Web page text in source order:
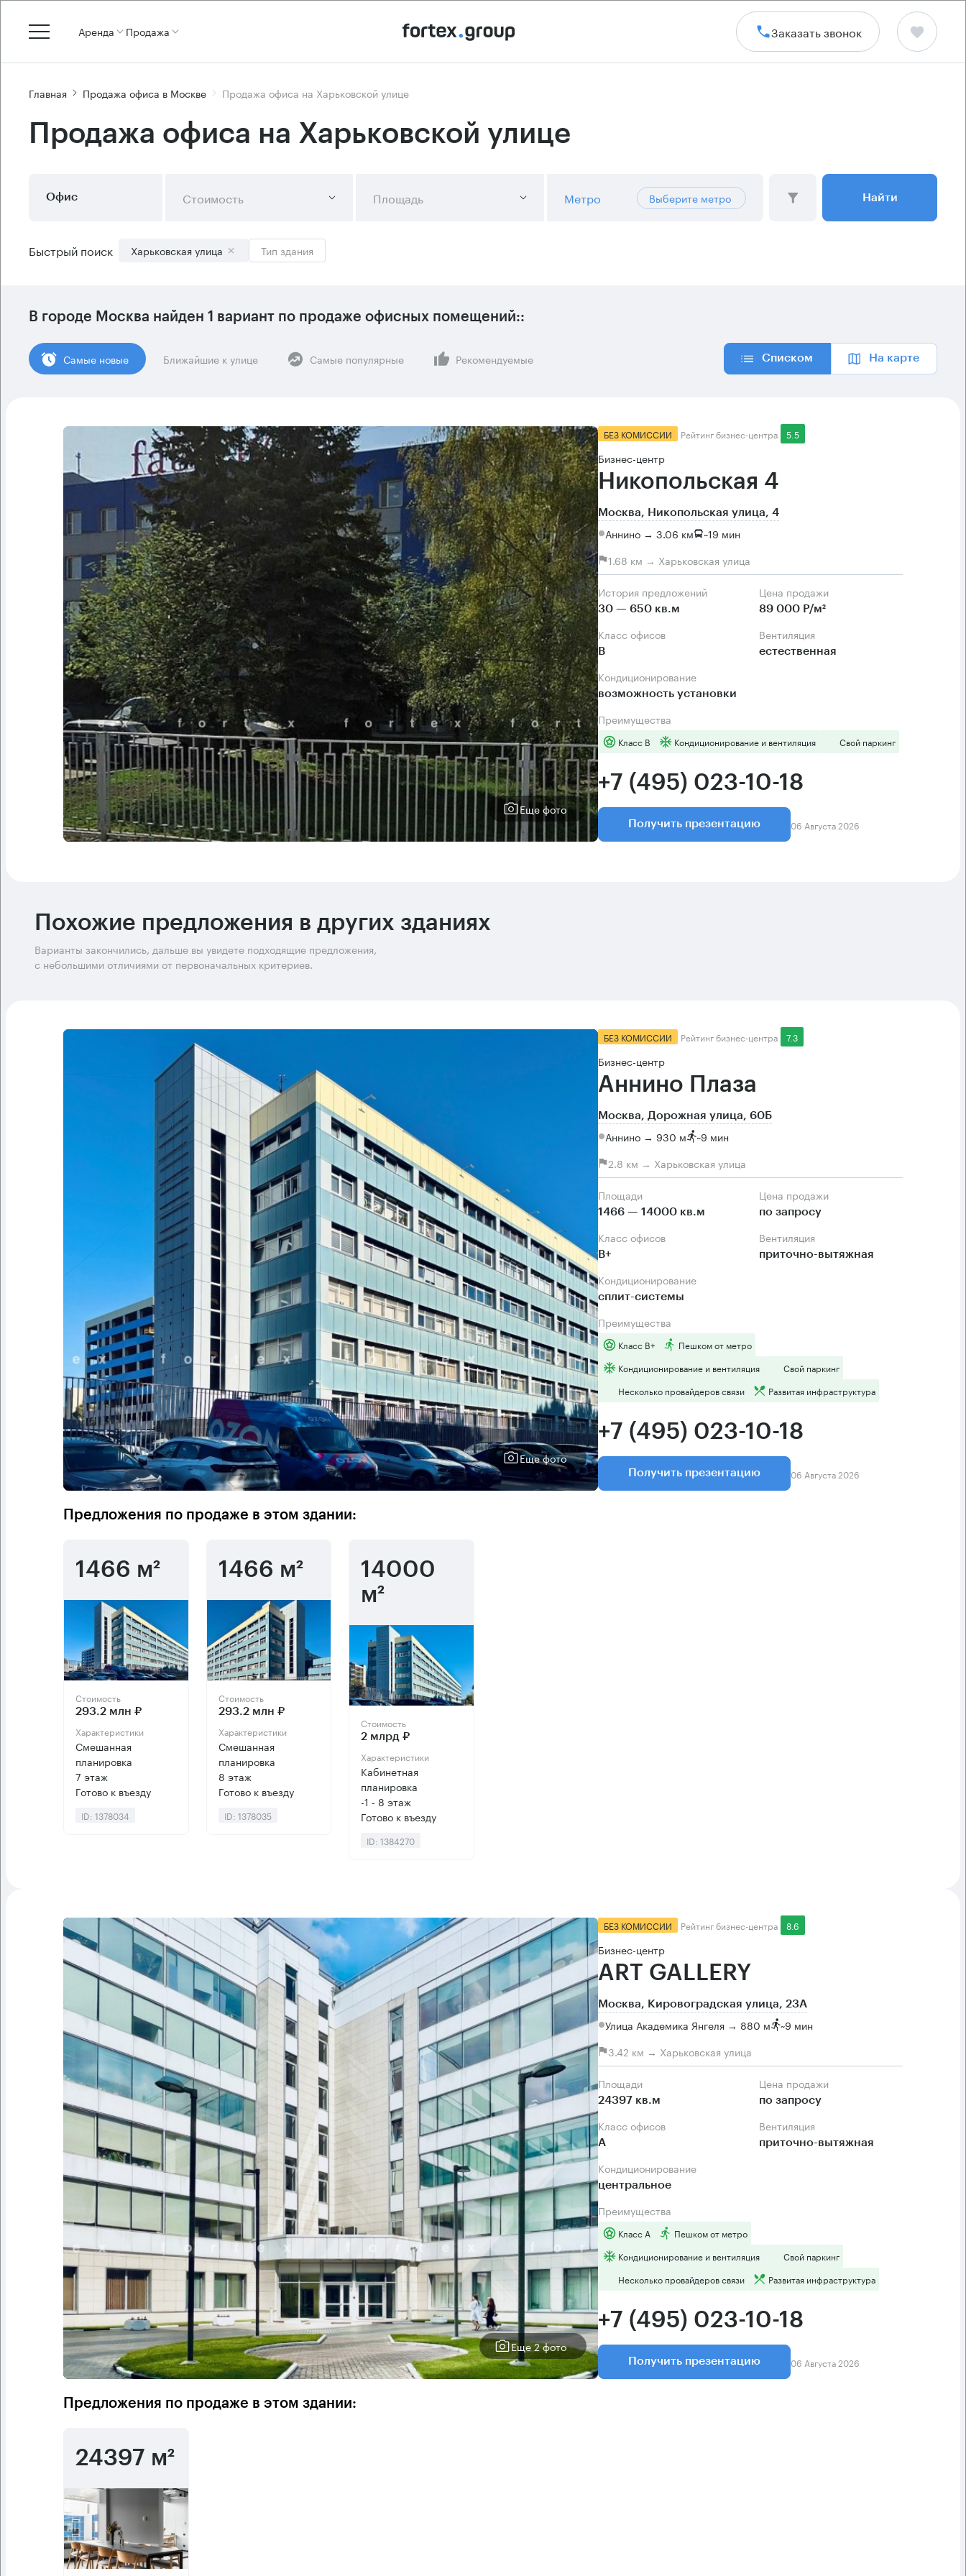
Аренда Продажа Заказать звонок
Главная Продажа офиса в Москве Продажа офиса на Харьковской улице
Продажа офиса на Харьковской улице
Офис Стоимость Площадь Метро Выберите метро Найти
Быстрый поиск Харьковская улица Тип здания
В городе Москва найден 1 вариант по продаже офисных помещений::
Cамые новые Ближайшие к улице Самые популярные Рекомендуемые Списком На карте
Еще фото
БЕЗ КОМИССИИ Рейтинг бизнес-центра 5.5
Бизнес-центр
Никопольская 4
Москва, Никопольская улица, 4
Аннино → 3.06 км ~19 мин
1.68 км → Харьковская улица
История предложений
30 — 650 кв.м
Цена продажи
89 000 Р/м²
Класс офисов
B
Вентиляция
естественная
Кондиционирование
возможность установки
Преимущества
Класс B Кондиционирование и вентиляция Свой паркинг
+7 (495) 023-10-18
Получить презентацию 06 Августа 2026
Похожие предложения в других зданиях
Варианты закончились, дальше вы увидете подходящие предложения,
с небольшими отличиями от первоначальных критериев.
Еще фото
БЕЗ КОМИССИИ Рейтинг бизнес-центра 7.3
Бизнес-центр
Аннино Плаза
Москва, Дорожная улица, 60Б
Аннино → 930 м ~9 мин
2.8 км → Харьковская улица
Площади
1466 — 14000 кв.м
Цена продажи
по запросу
Класс офисов
B+
Вентиляция
приточно-вытяжная
Кондиционирование
сплит-системы
Преимущества
Класс B+
Пешком от метро
Кондиционирование и вентиляция
Свой паркинг
Несколько провайдеров связи
Развитая инфраструктура
+7 (495) 023-10-18
Получить презентацию 06 Августа 2026
Предложения по продаже в этом здании:
1466 м²
Стоимость
293.2 млн ₽
Характеристики
Смешанная
планировка
7 этаж
Готово к въезду
ID: 1378034
1466 м²
Стоимость
293.2 млн ₽
Характеристики
Смешанная
планировка
8 этаж
Готово к въезду
ID: 1378035
14000
м²
Стоимость
2 млрд ₽
Характеристики
Кабинетная
планировка
-1 - 8 этаж
Готово к въезду
ID: 1384270
Еще 2 фото
БЕЗ КОМИССИИ Рейтинг бизнес-центра 8.6
Бизнес-центр
ART GALLERY
Москва, Кировоградская улица, 23А
Улица Академика Янгеля → 880 м ~9 мин
3.42 км → Харьковская улица
Площади
24397 кв.м
Цена продажи
по запросу
Класс офисов
А
Вентиляция
приточно-вытяжная
Кондиционирование
центральное
Преимущества
Класс А
Пешком от метро
Кондиционирование и вентиляция
Свой паркинг
Несколько провайдеров связи
Развитая инфраструктура
+7 (495) 023-10-18
Получить презентацию 06 Августа 2026
Предложения по продаже в этом здании:
24397 м²